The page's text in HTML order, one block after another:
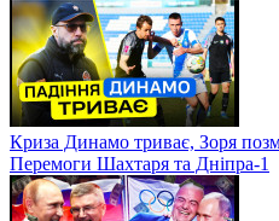
Криза Динамо триває, Зоря
Перемоги Шахтаря та Дніпра-1